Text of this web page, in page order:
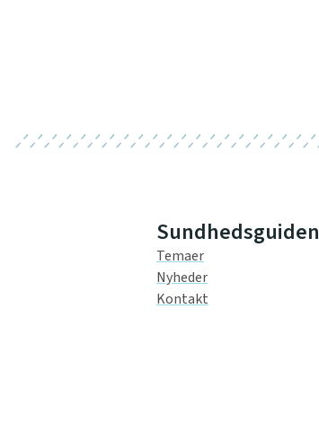
Sundhedsguiden
Temaer
Nyheder
Kontakt